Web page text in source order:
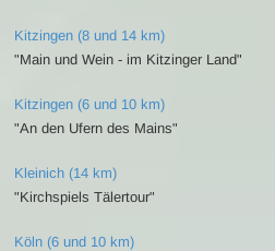
Kitzingen (8 und 14 km)
"Main und Wein - im Kitzinger Land"
Kitzingen (6 und 10 km)
"An den Ufern des Mains"
Kleinich (14 km)
"Kirchspiels Tälertour"
Köln (6 und 10 km)